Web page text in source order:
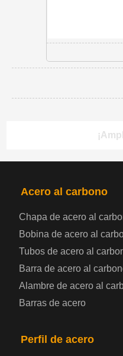
PRODUCTOS NAV
Bobina de chapa de
Chapa de acero para
Placa de acero para
presión
Placa de acero para
Acero al carbono
Chapa de acero al
Bobina de acero al
Tubos de acero al
Barra de acero al
Alambre de acero al
Barras de acero
Perfil de acero